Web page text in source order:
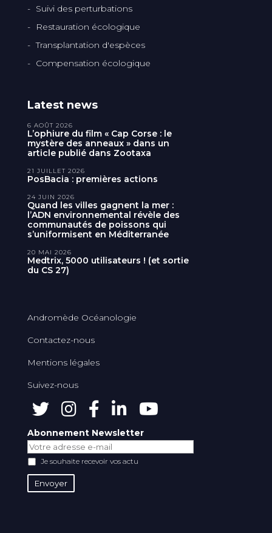
Suivi des perturbations
Restauration écologique
Transplantation d'espèces
Compensation écologique
Latest news
L’ophiure du film « Cap Corse : le
mystère des anneaux » dans un
article publié dans Zootaxa
6 AOÛT 2026
PosBacia : premières actions
21 JUILLET 2026
Quand les villes gagnent la mer :
l’ADN environnemental révèle des
communautés de poissons qui
s’uniformisent en Méditerranée
24 JUIN 2026
Medtrix, 5000 utilisateurs ! (et sortie
du CS 27)
20 MAI 2026
Andromède Océanologie
Contactez-nous
Mentions légales
Suivez-nous
Abonnement Newsletter
Je souhaite recevoir vos actu